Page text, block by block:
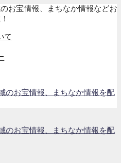
お宝情報、まちなか情報などお
て